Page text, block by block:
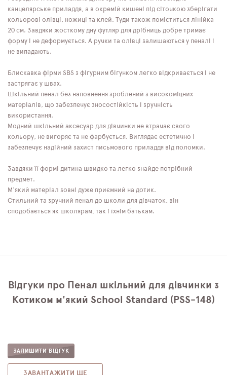
канцелярське приладдя, а в окремій кишені під сіточкою зберігати
кольорові олівці, ножиці та клей. Туди також поміститься лінійка
20 см. Завдяки жосткому дну футляр для дрібниць добре тримає
форму і не деформується. А ручки та олівці залишаються у пеналі і
не випадають.
Блискавка фірми SBS з фігурним бігунком легко відкривається і не
застрягає у швах.
Шкільний пенал без наповнення зроблений з високоміцних
матеріалів, що забезпечує зносостійкість і зручність
використання.
Модний шкільний аксесуар для дівчинки не втрачає свого
кольору, не вигоряє та не фарбується. Виглядає естетично і
забезпечує надійний захист письмового приладдя від поломки.
Завдяки її формі дитина швидко та легко знайде потрібний
предмет.
М'який матеріал зовні дуже приємний на дотик.
Стильний та зручний пенал до школи для дівчаток, він
сподобається як школярам, ​​так і їхнім батькам.
Відгуки про Пенал шкільний для дівчинки з
Котиком м'який School Standard (PSS-148)
ЗАЛИШИТИ ВІДГУК
ЗАВАНТАЖИТИ ЩЕ